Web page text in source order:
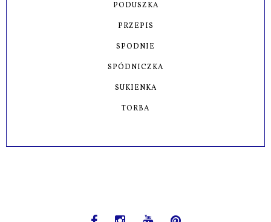
PODUSZKA
PRZEPIS
SPODNIE
SPÓDNICZKA
SUKIENKA
TORBA